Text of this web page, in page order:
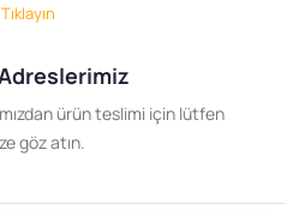
Tıklayın
ürün teslimi için lütfen
göz atın.